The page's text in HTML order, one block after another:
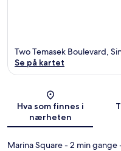
Two Temasek Boulevard,
Se på kartet
Hva som finnes i
nærheten
Marina Square- 2 min gange